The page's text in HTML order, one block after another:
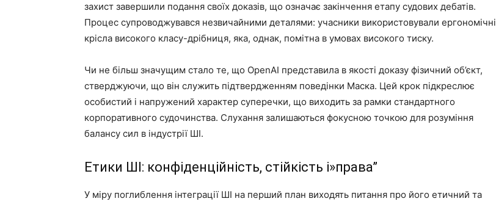
захист завершили подання своїх доказів, що означає закінчення етапу судових дебатів.
Процес супроводжувався незвичайними деталями: учасники використовували ергономічні
крісла високого класу-дрібниця, яка, однак, помітна в умовах високого тиску.
Чи не більш значущим стало те, що OpenAI представила в якості доказу фізичний об’єкт,
стверджуючи, що він служить підтвердженням поведінки Маска. Цей крок підкреслює
особистий і напружений характер суперечки, що виходить за рамки стандартного
корпоративного судочинства. Слухання залишаються фокусною точкою для розуміння
балансу сил в індустрії ШІ.
Етики ШІ: конфіденційність, стійкість і»права”
У міру поглиблення інтеграції ШІ на перший план виходять питання про його етичний та